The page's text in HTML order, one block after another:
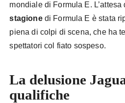
mondiale di Formula E. L’attesa
stagionedi Formula E è stata
piena di colpi di scena, che ha
spettatori col fiato sospeso.
La delusione
qualifiche